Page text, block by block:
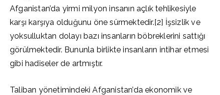
Afganistan’da yirmi milyon insanın açlık tehlikesiyle
karşı karşıya olduğunu öne sürmektedir.[2] İşsizlik ve
yoksulluktan dolayı bazı insanların böbreklerini sattığı
görülmektedir. Bununla birlikte insanların intihar etmesi
gibi hadiseler de artmıştır.
Taliban yönetimindeki Afganistan’da ekonomik ve